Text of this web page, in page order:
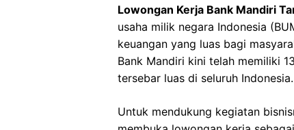
Lowongan Kerja Bank Mandiri
usaha milik negara Indonesia
keuangan yang luas bagi
Bank Mandiri kini telah memiliki
tersebar luas di seluruh Indonesia.
Untuk mendukung kegiatan